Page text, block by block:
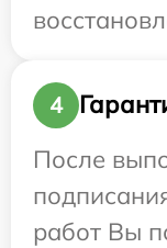
4
После
работ Вы